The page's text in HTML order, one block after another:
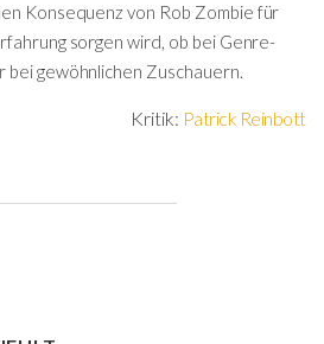
Konsequenz von Rob Zombie für
sorgen wird, ob bei Genre-
bei gewöhnlichen Zuschauern.
Kritik: Patrick Reinbott